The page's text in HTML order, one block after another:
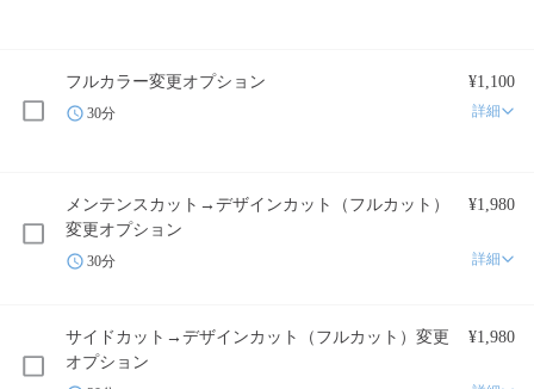
フルカラー変更オプション ¥1,100
30分 詳細
メンテンスカット→デザインカット（フルカット）
変更オプション
¥1,980
30分 詳細
サイドカット→デザインカット（フルカット）変更
オプション
¥1,980